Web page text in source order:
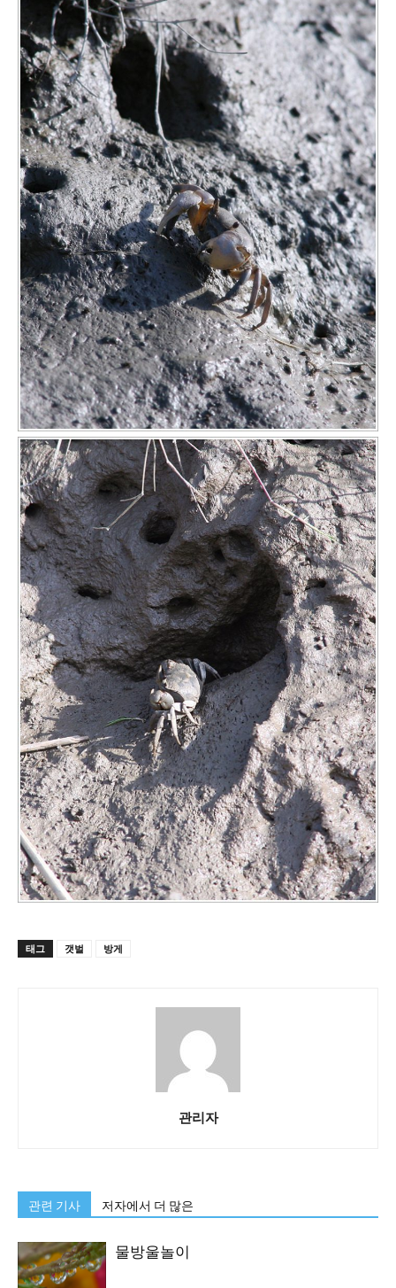
태그 갯벌 방게
관리자
관련 기사 저자에서 더 많은
물방울놀이